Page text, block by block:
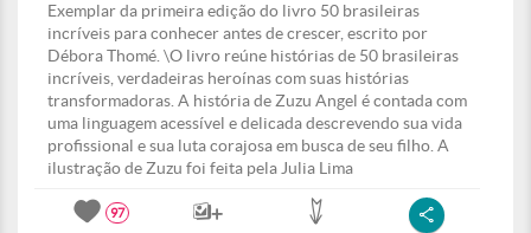
Exemplar da primeira edição do livro 50 brasileiras
incríveis para conhecer antes de crescer, escrito por
Débora Thomé. \O livro reúne histórias de 50 brasileiras
incríveis, verdadeiras heroínas com suas histórias
transformadoras. A história de Zuzu Angel é contada com
uma linguagem acessível e delicada descrevendo sua vida
profissional e sua luta corajosa em busca de seu filho. A
ilustração de Zuzu foi feita pela Julia Lima
97